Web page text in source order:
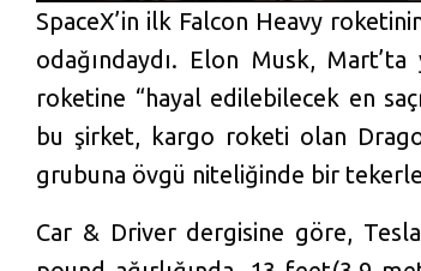
SpaceX’in ilk Falcon Heavy
odağındaydı. Elon Musk,
roketine “hayal edilebilecek en
bu şirket, kargo roketi olan
grubuna övgü niteliğinde bir
Car & Driver dergisine göre,